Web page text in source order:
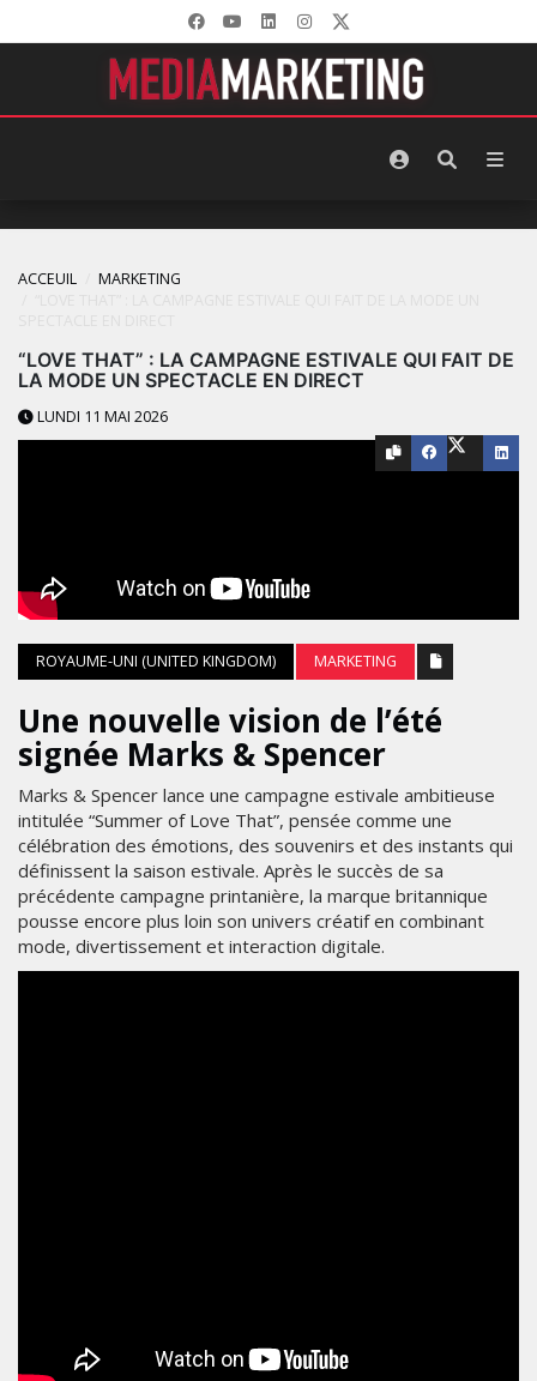
ACCEUIL
MARKETING
“LOVE THAT” : LA CAMPAGNE ESTIVALE QUI FAIT DE
LA MODE UN SPECTACLE EN DIRECT
LUNDI 11 MAI 2026
ROYAUME-UNI (UNITED KINGDOM) MARKETING
Une nouvelle vision de l’été
signée Marks & Spencer
Marks & Spencer lance une campagne estivale ambitieuse
intitulée “Summer of Love That”, pensée comme une
célébration des émotions, des souvenirs et des instants qui
définissent la saison estivale. Après le succès de sa
précédente campagne printanière, la marque britannique
pousse encore plus loin son univers créatif en combinant
mode, divertissement et interaction digitale.